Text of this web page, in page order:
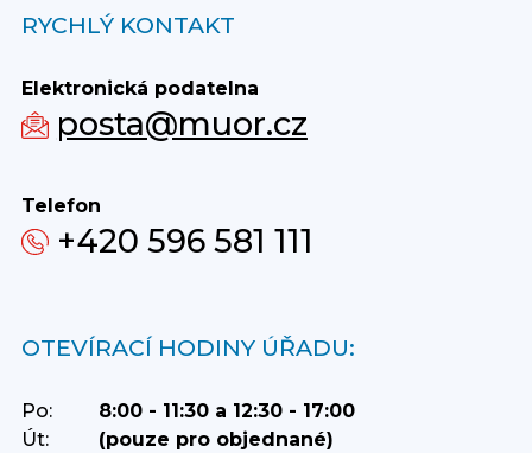
RYCHLÝ KONTAKT
Elektronická podatelna
posta@muor.cz
Telefon
+420 596 581 111
OTEVÍRACÍ HODINY ÚŘADU:
Po:
8:00 - 11:30 a 12:30 - 17:00
Út:
(pouze pro objednané)